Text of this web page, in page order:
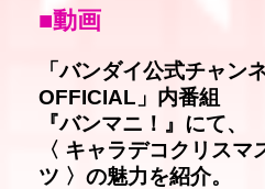
■動画
「バンダイ公式チャン
OFFICIAL」内番組
『バンマニ！』にて、
〈 キャラデコクリス
ツ 〉の魅力を紹介。